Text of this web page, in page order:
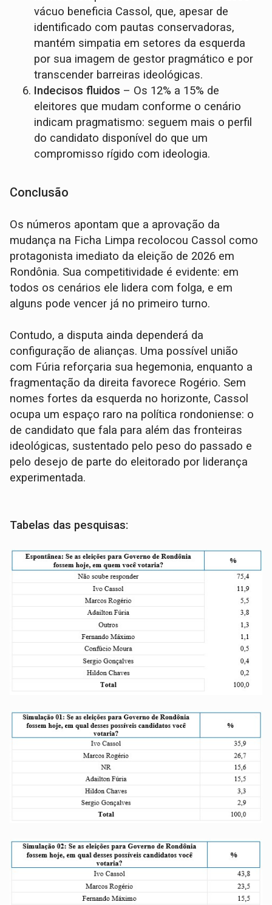
vácuo beneficia Cassol, que, apesar de
identificado com pautas conservadoras,
mantém simpatia em setores da esquerda
por sua imagem de gestor pragmático e por
transcender barreiras ideológicas.
Indecisos fluidos – Os 12% a 15% de
eleitores que mudam conforme o cenário
indicam pragmatismo: seguem mais o perfil
do candidato disponível do que um
compromisso rígido com ideologia.
Conclusão
Os números apontam que a aprovação da
mudança na Ficha Limpa recolocou Cassol como
protagonista imediato da eleição de 2026 em
Rondônia. Sua competitividade é evidente: em
todos os cenários ele lidera com folga, e em
alguns pode vencer já no primeiro turno.
Contudo, a disputa ainda dependerá da
configuração de alianças. Uma possível união
com Fúria reforçaria sua hegemonia, enquanto a
fragmentação da direita favorece Rogério. Sem
nomes fortes da esquerda no horizonte, Cassol
ocupa um espaço raro na política rondoniense: o
de candidato que fala para além das fronteiras
ideológicas, sustentado pelo peso do passado e
pelo desejo de parte do eleitorado por liderança
experimentada.
Tabelas das pesquisas: